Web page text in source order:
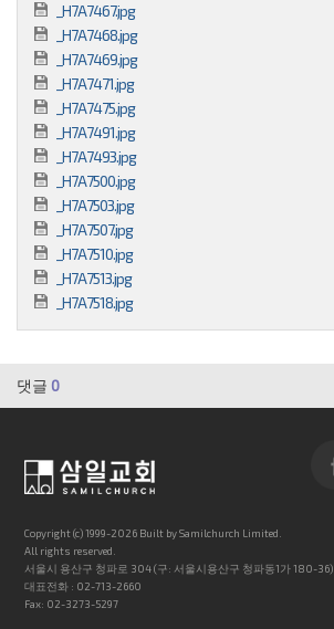
_H7A7467.jpg
_H7A7468.jpg
_H7A7469.jpg
_H7A7471.jpg
_H7A7475.jpg
_H7A7491.jpg
_H7A7493.jpg
_H7A7500.jpg
_H7A7503.jpg
_H7A7507.jpg
_H7A7510.jpg
_H7A7513.jpg
_H7A7518.jpg
댓글 0
Copyright (c) 1999-2026 Built by Samilchurch Limited.
All rights reserved.
서울시 용산구 청파로 304 (구: 서울시용산구 청파동1가 180-36)
대표전화 : 02-713-2660
Fax: 02-3273-5297